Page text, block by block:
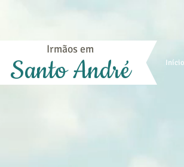
Início
Irmãos em
Santo André